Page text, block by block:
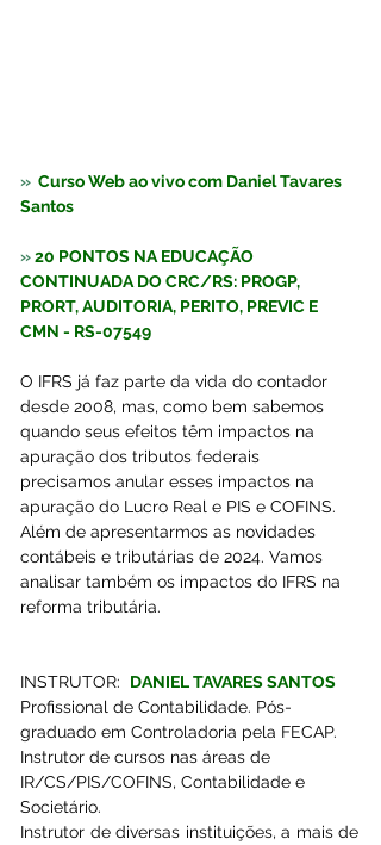
» Curso Web ao vivo com Daniel Tavares
Santos
» 20 PONTOS NA EDUCAÇÃO
CONTINUADA DO CRC/RS: PROGP,
PRORT, AUDITORIA, PERITO, PREVIC E
CMN - RS-07549
O IFRS já faz parte da vida do contador
desde 2008, mas, como bem sabemos
quando seus efeitos têm impactos na
apuração dos tributos federais
precisamos anular esses impactos na
apuração do Lucro Real e PIS e COFINS.
Além de apresentarmos as novidades
contábeis e tributárias de 2024. Vamos
analisar também os impactos do IFRS na
reforma tributária.
INSTRUTOR: DANIEL TAVARES SANTOS
Profissional de Contabilidade. Pós-
graduado em Controladoria pela FECAP.
Instrutor de cursos nas áreas de
IR/CS/PIS/COFINS, Contabilidade e
Societário.
Instrutor de diversas instituições, a mais de